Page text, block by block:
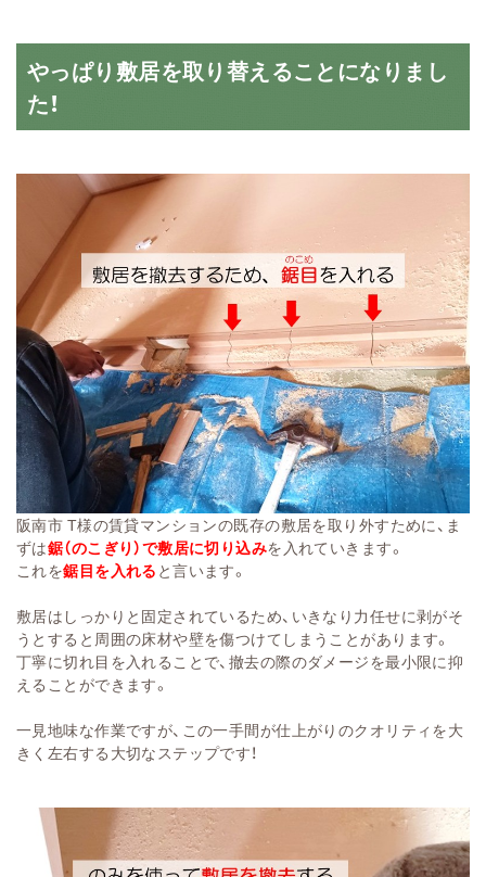
やっぱり敷居を取り替えることになりまし
た！
阪南市 T様の賃貸マンションの既存の敷居を取り外すために、ま
ずは鋸（のこぎり）で敷居に切り込みを入れていきます。
これを鋸目を入れる と言います。
敷居はし っかりと固定されているため、いきなり力任せに剥がそ
うとすると周囲の床材や壁を傷つけてしまうことがあります。
丁寧に切れ目を入れることで、撤去の際のダメージを最小限に抑
えることができます。
一見地味な作業ですが、この一手間が仕上がりのクオリティを大
きく左右する大切なステップです！